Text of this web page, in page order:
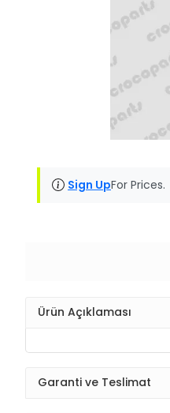
Sign UpFor Prices.
Ürün Açıklaması
Garanti ve Teslimat